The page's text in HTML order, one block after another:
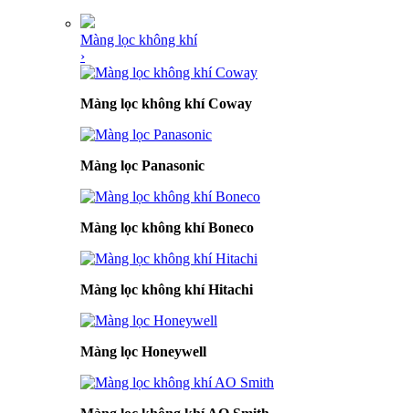
Màng lọc không khí
›
Màng lọc không khí Coway
Màng lọc Panasonic
Màng lọc không khí Boneco
Màng lọc không khí Hitachi
Màng lọc Honeywell